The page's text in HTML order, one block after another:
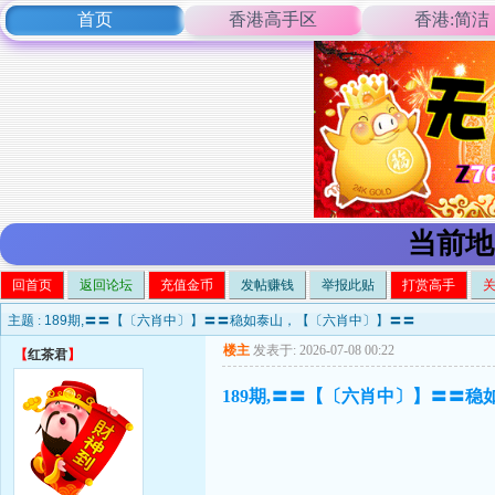
首页 香港高手区 香港:简洁
当前
回首页 返回论坛 充值金币 发帖赚钱 举报此贴 打赏高手
主题 : 189期,〓〓【〔六肖中〕】〓〓稳如泰山，【〔六肖中〕】〓〓
【红茶君】 楼主 发表于: 2026-07-08 00:22
189期,〓〓【〔六肖中〕】〓〓稳